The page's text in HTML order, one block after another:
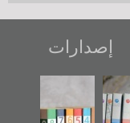
إصدارات
تصدر حصاد